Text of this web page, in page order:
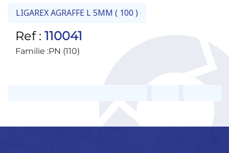
LIGAREX AGRAFFE L 5MM ( 100 )
Ref : 110041
Familie :PN (110)